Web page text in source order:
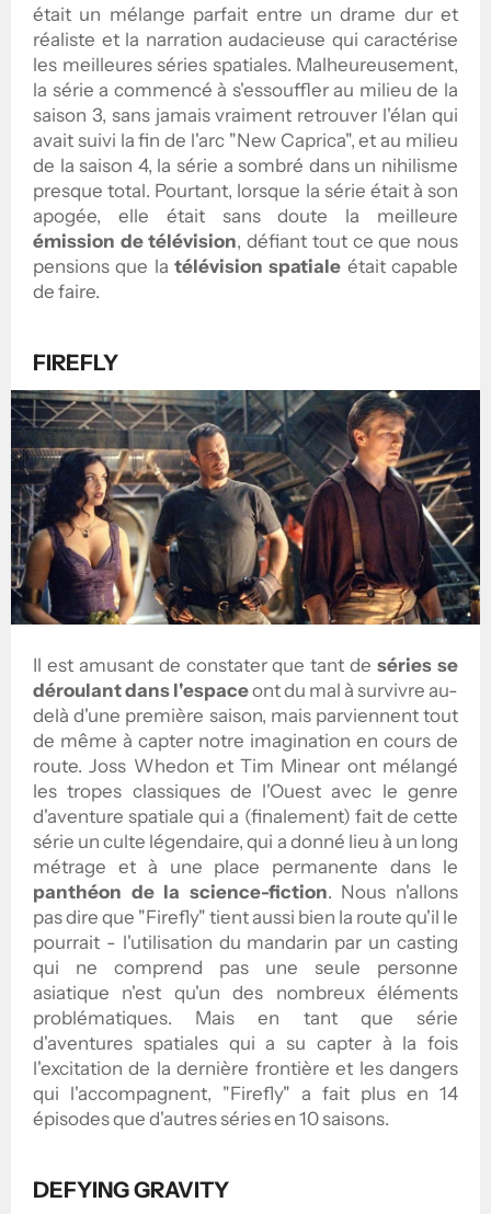
était un mélange parfait entre un drame dur et
réaliste et la narration audacieuse qui caractérise
les meilleures séries spatiales. Malheureusement,
la série a commencé à s'essouffler au milieu de la
saison 3, sans jamais vraiment retrouver l'élan qui
avait suivi la fin de l'arc "New Caprica", et au milieu
de la saison 4, la série a sombré dans un nihilisme
presque total. Pourtant, lorsque la série était à son
apogée, elle était sans doute la meilleure
émission de télévision, défiant tout ce que nous
pensions que la télévision spatiale était capable
de faire.
FIREFLY
Il est amusant de constater que tant de séries se
déroulant dans l'espaceont du mal à survivre au-
delà d'une première saison, mais parviennent tout
de même à capter notre imagination en cours de
route. Joss Whedon et Tim Minear ont mélangé
les tropes classiques de l'Ouest avec le genre
d'aventure spatiale qui a (finalement) fait de cette
série un culte légendaire, qui a donné lieu à un long
métrage et à une place permanente dans le
panthéon de la science-fiction. Nous n'allons
pas dire que "Firefly" tient aussi bien la route qu'il le
pourrait - l'utilisation du mandarin par un casting
qui ne comprend pas une seule personne
asiatique n'est qu'un des nombreux éléments
problématiques. Mais en tant que série
d'aventures spatiales qui a su capter à la fois
l'excitation de la dernière frontière et les dangers
qui l'accompagnent, "Firefly" a fait plus en 14
épisodes que d'autres séries en 10 saisons.
DEFYING GRAVITY